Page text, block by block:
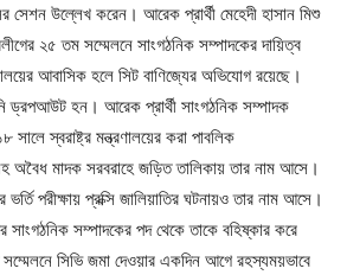
উল্লেখ করেন। আরেক প্রার্থী মেহেদী হাসান মিশু
২৫ তম সম্মেলনে সাংগঠনিক সম্পাদকের দায়িত্ব
আবাসিক হলে সিট বাণিজ্যের অভিযোগ রয়েছে।
ড্রপআউট হন। আরেক প্রার্থী সাংগঠনিক সম্পাদক
স্বরাষ্ট্র মন্ত্রণালয়ের করা পাবলিক
অবৈধ মাদক সরবরাহে জড়িত তালিকায় তার নাম আসে।
ভর্তি পরীক্ষায় প্রক্সি জালিয়াতির ঘটনায়ও তার নাম আসে।
সাংগঠনিক সম্পাদকের পদ থেকে তাকে বহিষ্কার করে
সিভি জমা দেওয়ার একদিন আগে রহস্যময়ভাবে